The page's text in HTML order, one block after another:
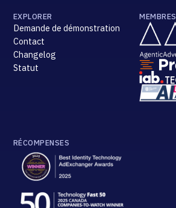
EXPLORER
Demande de démonstration
Contact
Changelog
Statut
MEMBRES
RÉCOMPENSES